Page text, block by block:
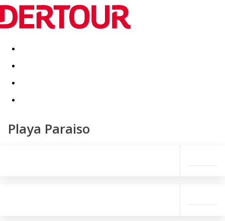
Destinatii Vacanta perfecta OFERTE DE NERATAT
Playa Paraiso